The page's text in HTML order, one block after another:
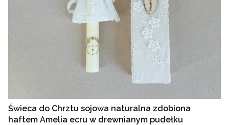
Świeca do Chrztu sojowa naturalna zdobiona
haftem Amelia ecru w drewnianym pudełku